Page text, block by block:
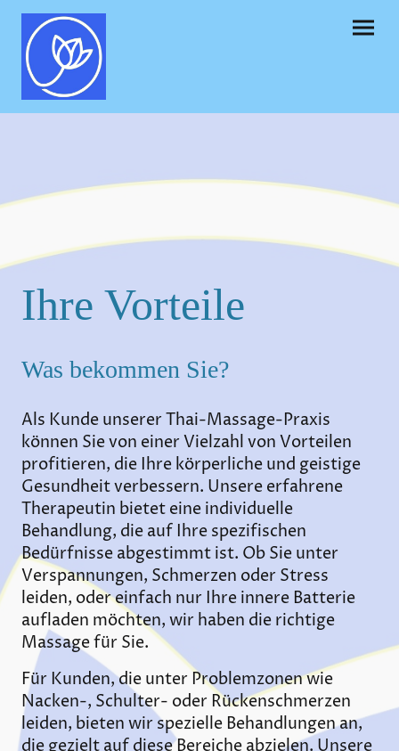
Ihre Vorteile
Was bekommen Sie?
Als Kunde unserer Thai-Massage-Praxis
können Sie von einer Vielzahl von Vorteilen
profitieren, die Ihre körperliche und geistige
Gesundheit verbessern. Unsere erfahrene
Therapeutin bietet eine individuelle
Behandlung, die auf Ihre spezifischen
Bedürfnisse abgestimmt ist. Ob Sie unter
Verspannungen, Schmerzen oder Stress
leiden, oder einfach nur Ihre innere Batterie
aufladen möchten, wir haben die richtige
Massage für Sie.
Für Kunden, die unter Problemzonen wie
Nacken-, Schulter- oder Rückenschmerzen
leiden, bieten wir spezielle Behandlungen an,
die gezielt auf diese Bereiche abzielen. Unsere